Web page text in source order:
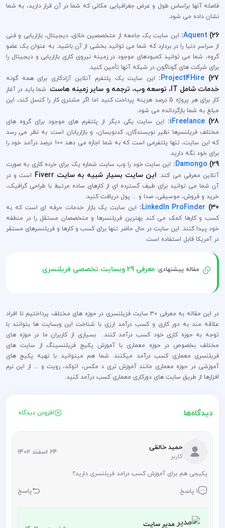
فاصله آنها براساس طول و عرض جغرافیایی مکانی که شما در آن قرار دارید، به شما
نشان داده می شود.
26)
Aquent
: این سایت یک جامعه از متخصصین خلاق، دیجیتال، بازاریابی و فنی
از سراسر دنیا را در بردارد که شما می توانید بخشی از آن باشید. به عنوان یک عضو
گروه، شما می توانید کمبودهای موجود در زمینه نیروی کاری بازاریابی و دیجیتال را
برای شرکت های گوناگون در شبکه آنها تأمین کنید.
27)
Project4Hire
: این سایت یک پلتفرم آنلاین آزادکاری برای همه گونه
خدمات شامل IT، توسعه وب، ترجمه و سایر زمینه هاست
. شما باید در آغاز
کار برای هر پروژه 5 درصد هزینه پرداخت کنید اما اگر مشتری کار را کنسل کند، این
مبلغ به شما بازگردانده می شود.
28)
iFreelance
: این سایت یکی دیگر از پلتفرم های موجود برای گروه های
مختلف فریلنسرها نظیر نویسندگان، کدنویسان، و بازاریابان است. به نظر می رسد
که این سایت، تنها پلتفرمی است که به شما اجازه می دهد 100 درصد درآمد خود را
برای خود نگه دارید.
29)
Damongo
: این سایت خود را وب سایت شماره یک برای خرده کاری به صورت
آنلاین معرفی می کند. این سایت بسیار شبیه به سایت Fiverr
است و در
آن شما می توانید برای طیف گسترده ای از کارهای ساده مرتبط با طراحی گرافیک،
خرید و فروش، موسیقی، صدا و ... پول دریافت کنید.
30)
LinkedIn ProFinder
: این سایت یک بازار خدمات حرفه ای است که به
کسب و کارها کمک می کند بهترین فریلنسرها و متخصصان مستقل را در منطقه
خود پیدا کنند. این سایت در حال حاضر تنها برای کسب و کارها و فریلنسرهای مستقر
در آمریکا قابل استفاده است.
مقاله پیشنهادی:معرفی 29 وبسایت تخصصی فریلنسری
در این مقاله به معرفی 30 سایت فزیلنسری در حوزه های مختلف پرداختیم تا افراد
علاقه مند به دور کاری و کسب درآمد ارزی با شناخت این وبسایت ها بتوانند با
توجه به حوزه کاری خود کسب درآمد کنند. بسیاری از کاربران ما در حوزه های
مختلف بخصوص در حوزه معماری با آموزش پکیج فریلنسینگ از سایت های
فریلنسری معماری کسب درآمد میکنند. شما هم میتوانید با تهیه پکیج های
آموزشی در حوزه معماری مانند آموزش تری د مکس، اتوکد، رویت و ... از این نرم
افزارها از طریق سایت های دورکاری معماری کسب درآمد کنید.
دیدگاه‌ها افزودن دیدگاه
حمید خالقی
کاربر 24 اسفند 1402
پکیجی هم برای آموزش کسب درامد فریلنسری دارید؟
1 پاسخ پاسخ
مدیر سایت